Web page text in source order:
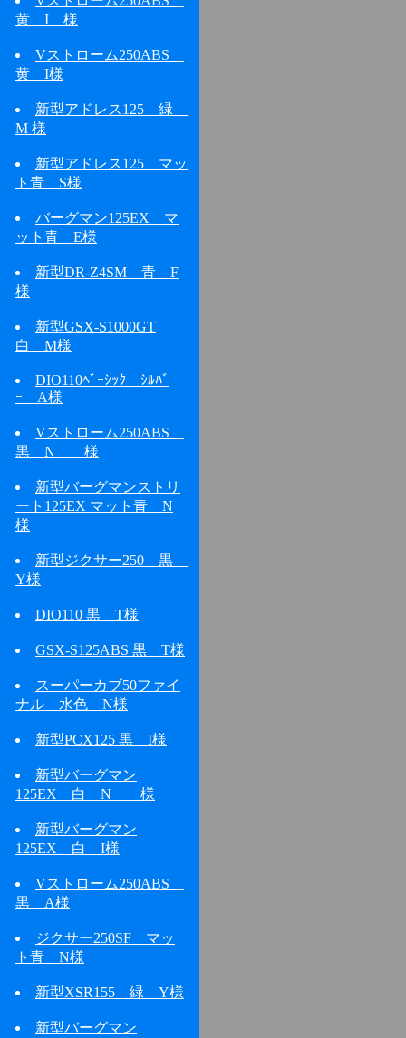
黄 I 様
Vストローム250ABS
黄 I様
新型アドレス125 緑
M 様
新型アドレス125 マッ
ト青 S様
バーグマン125EX マ
ット青 E様
新型DR-Z4SM 青 F
様
新型GSX-S1000GT
白 M様
DIO110ﾍﾞｰｼｯｸ ｼﾙﾊﾞ
ｰ A様
Vストローム250ABS
黒 N 様
新型バーグマンストリ
ート125EX マット青 N
様
新型ジクサー250 黒
Y様
DIO110 黒 T様
GSX-S125ABS 黒 T様
スーパーカブ50ファイ
ナル 水色 N様
新型PCX125 黒 I様
新型バーグマン
125EX 白 N 様
新型バーグマン
125EX 白 I様
Vストローム250ABS
黒 A様
ジクサー250SF マッ
ト青 N様
新型XSR155 緑 Y様
新型バーグマン